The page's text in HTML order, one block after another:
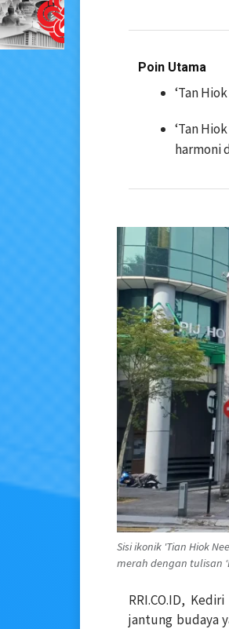
Poin Utama
‘Tan
‘Tan
harmoni
Sisi ikonik 'Tian Hiok
merah dengan tulisan
RRI.CO.ID,
jantung budaya